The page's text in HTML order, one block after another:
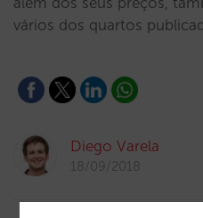
vários dos quartos
Diego Varela
18/09/2018